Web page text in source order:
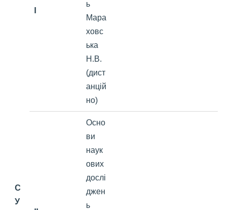
С
У
ь
Мара
ховс
ька
Н.В.
(дист
анцій
но)
Осно
ви
наук
ових
дослі
джен
ь